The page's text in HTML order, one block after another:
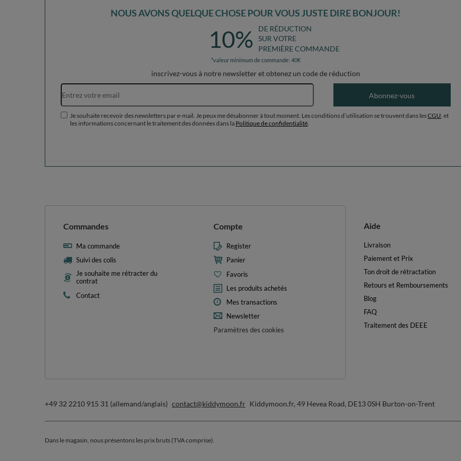
NOUS AVONS QUELQUE CHOSE POUR VOUS JUSTE DIRE BONJOUR!
10%
DE RÉDUCTION
SUR VOTRE
PREMIÈRE COMMANDE
*valeur minimum de commande: 40€
inscrivez-vous à notre newsletter et obtenez un code de réduction
Adresse e-mail
Abonnez-vous
Je souhaite recevoir des newsletters par e-mail. Je peux me désabonner à tout moment. Les conditions d’utilisation se trouvent dans lesCGU , et
les informations concernant le traitement des données dans la Politique de confidentialité
Commandes
Ma commande
Suivi des colis
Je souhaite me rétracter du
contrat
Contact
Compte
Register
Panier
Favoris
Les produits achetés
Mes transactions
Newsletter
Paramètres des cookies
Aide
Livraison
Paiement et Prix
Ton droit de rétractation
Retours et Remboursements
Blog
FAQ
Traitement des DEEE
+49 32 2210 915 31 (allemand/anglais) contact@kiddymoon.fr Kiddymoon.fr, 49 Hevea Road, DE13 0SH Burton-on-Trent
Dans le magasin, nous présentons les prix bruts (TVA comprise).